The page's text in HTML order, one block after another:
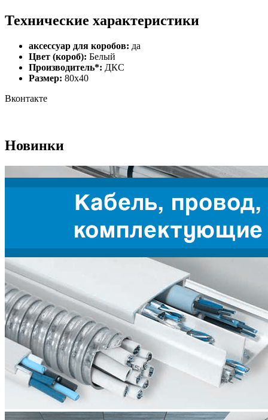
Технические характеристики
аксессуар для коробов: да
Цвет (короб): Белый
Производитель*: ДКС
Размер: 80х40
Вконтакте
Новинки